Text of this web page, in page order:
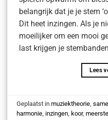
belangrijk dat je je stem
Dit heet inzingen. Als je
moeilijker om een mooi
last krijgen je
Lees
Geplaatst inmuziektheorie ,
harmonie inzingen koor,